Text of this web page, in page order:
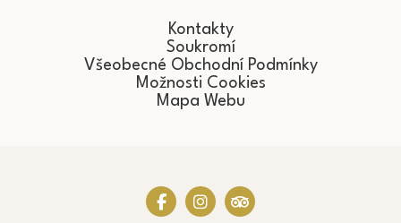
Kontakty
Soukromí
Všeobecné Obchodní Podmínky
Možnosti Cookies
Mapa Webu